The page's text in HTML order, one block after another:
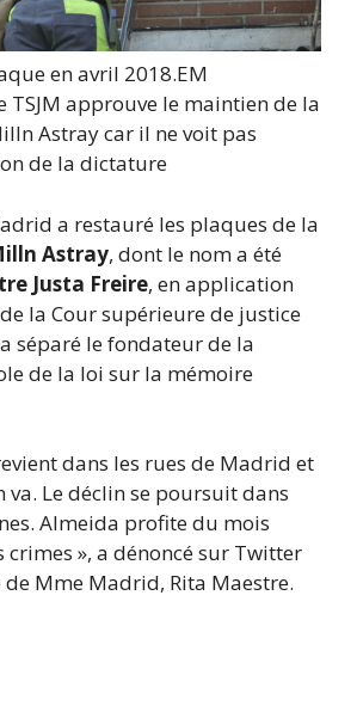
en avril 2018.EM
TSJM approuve le maintien de la
Astray car il ne voit pas
de la dictature
a restauré les plaques de la
Astray, dont le nom a été
Justa Freire, en application
la Cour supérieure de justice
séparé le fondateur de la
de la loi sur la mémoire
dans les rues de Madrid et
va. Le déclin se poursuit dans
Almeida profite du mois
crimes », a dénoncé sur Twitter
Mme Madrid, Rita Maestre.